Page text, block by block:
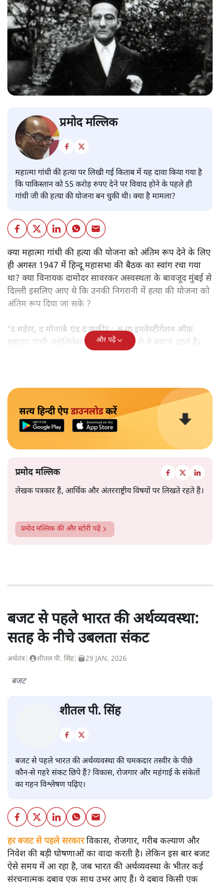
प्रमोद मल्लिक
महात्मा गांधी की हत्या पर लिखी गई किताब में यह दावा किया गया है
कि पाकिस्तान को 55 करोड़ रुपए देने पर विवाद होने के पहले ही
गांधी जी की हत्या की योजना बन चुकी थी। क्या है मामला?
क्या महात्मा गांधी की हत्या की योजना को अंतिम रूप देने के लिए
ही अगस्त 1947 में हिन्दू महासभा की बैठक का स्वांग रचा गया
था? क्या विनायक दामोदर सावरकर अस्वस्थता के बावजूद मुंबई से
दिल्ली इसलिए आए थे कि उनकी निगरानी में हत्या की योजना को
अंतिम रूप दिया जा सके ?
'द मर्डरर, द मोनार्क एंड द फ़कीर : अ न्यू इनवेस्टीगेशन ऑफ़
महात्मा गांधी असेशिनेशन' नामक किताब से ये सवाल उठते हैं।
और पढ़ें
सत्य हिन्दी ऐपडाउनलोडकरें
प्रमोद मल्लिक
लेखक पत्रकार हैं, आर्थिक और अंतरराष्ट्रीय विषयों पर लिखते रहते हैं।
प्रमोद मल्लिक की और स्टोरी पढ़ें
बजट से पहले भारत की अर्थव्यवस्था:
सतह के नीचे उबलता संकट
अर्थतंत्र शीतल पी. सिंह| 29 JAN, 2026
शीतल पी. सिंह
बजट से पहले भारत की अर्थव्यवस्था की चमकदार तस्वीर के पीछे